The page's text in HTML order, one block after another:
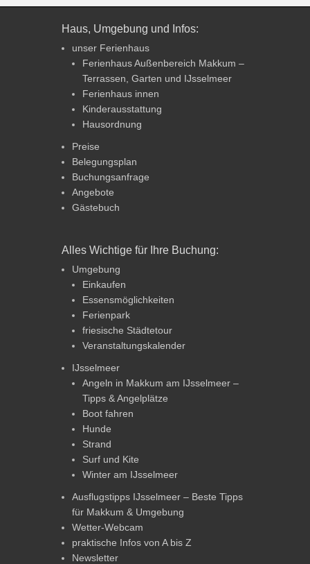
Haus, Umgebung und Infos:
unser Ferienhaus
Ferienhaus Außenbereich Makkum –
Terrassen, Garten und IJsselmeer
Ferienhaus innen
Kinderausstattung
Hausordnung
Preise
Belegungsplan
Buchungsanfrage
Angebote
Gästebuch
Alles Wichtige für Ihre Buchung:
Umgebung
Einkaufen
Essensmöglichkeiten
Ferienpark
friesische Städtetour
Veranstaltungskalender
IJsselmeer
Angeln in Makkum am IJsselmeer –
Tipps & Angelplätze
Boot fahren
Hunde
Strand
Surf und Kite
Winter am IJsselmeer
Ausflugstipps IJsselmeer – Beste Tipps
für Makkum & Umgebung
Wetter-Webcam
praktische Infos von A bis Z
Newsletter